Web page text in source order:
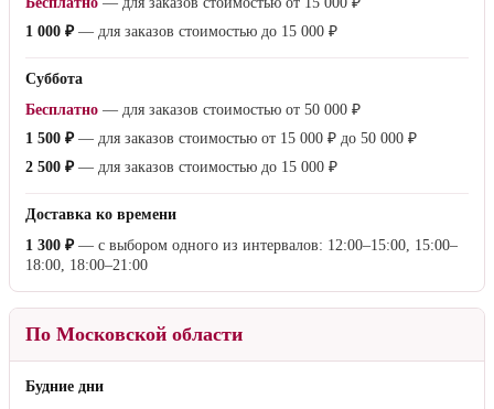
Условия доставки
По Москве
Бесплатно
1 000 ₽— для заказов стоимостью до
Суббота
Бесплатно— для заказов стоимостью от
2 500 ₽
— для заказов стоимостью до